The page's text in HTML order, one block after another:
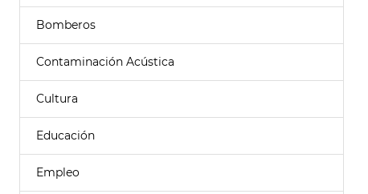
Bomberos
Contaminación Acústica
Cultura
Educación
Empleo